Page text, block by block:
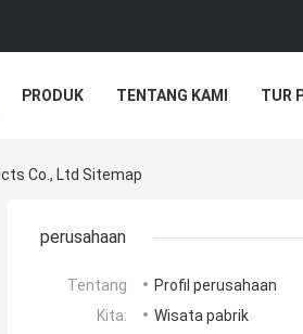
PRODUK TENTANG KAMI TUR
Co., Ltd Sitemap
perusahaan
Tentang
Kita:
Profil perusahaan
Wisata pabrik